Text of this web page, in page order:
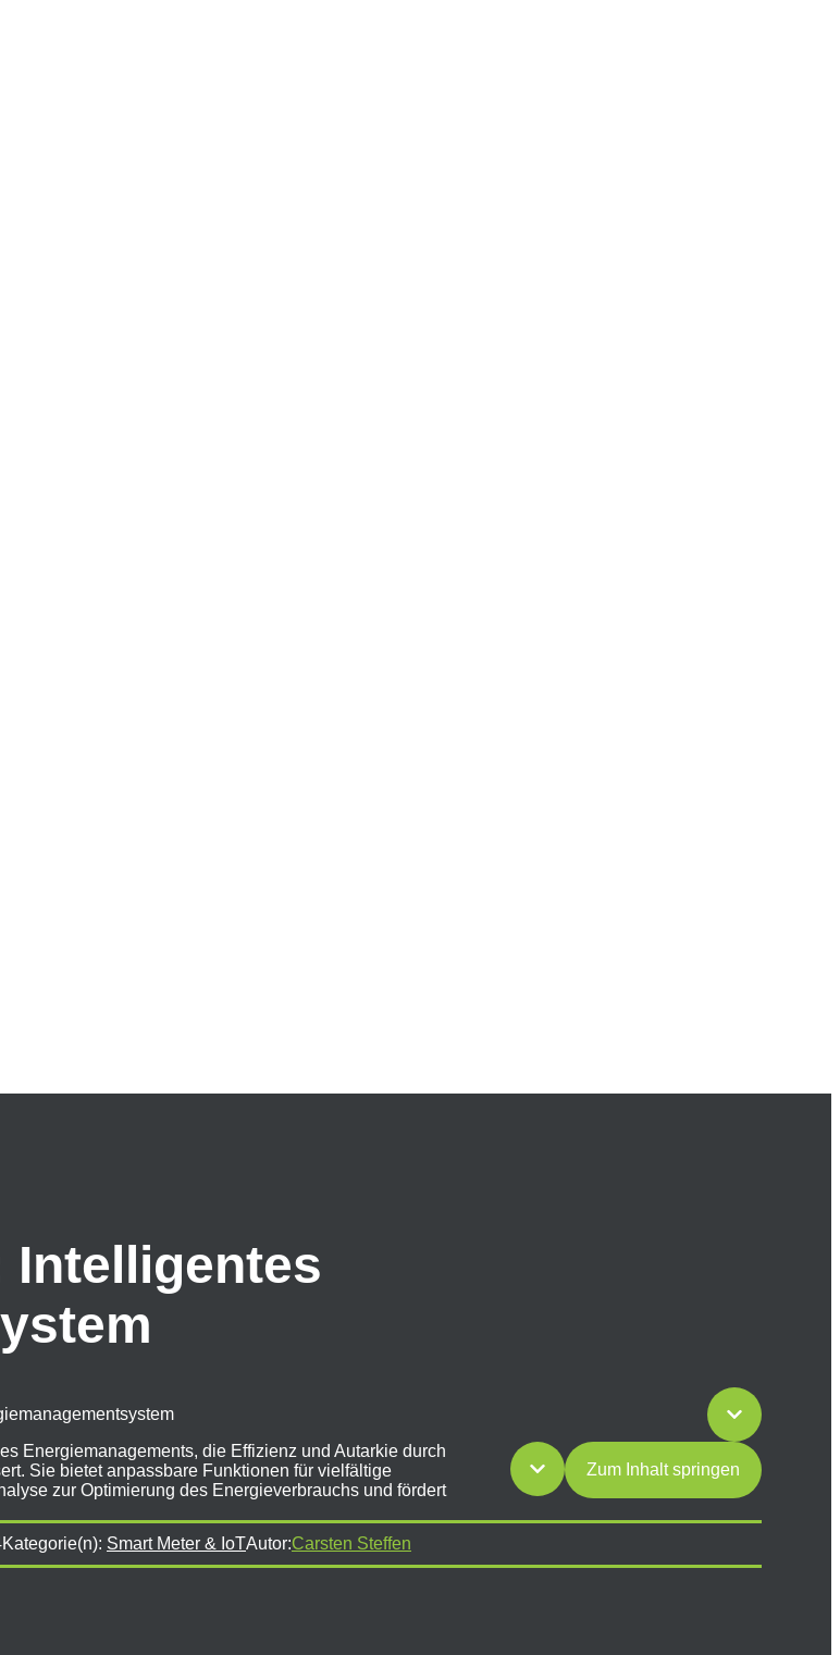
Intelligentes
Energiemanagements, die Effizienz und Autarkie durch
Sie bietet anpassbare Funktionen für vielfältige
zur Optimierung des Energieverbrauchs und fördert
Zum Inhalt springen
Kategorie(n): Smart Meter & IoTAutor:Carsten Steffen